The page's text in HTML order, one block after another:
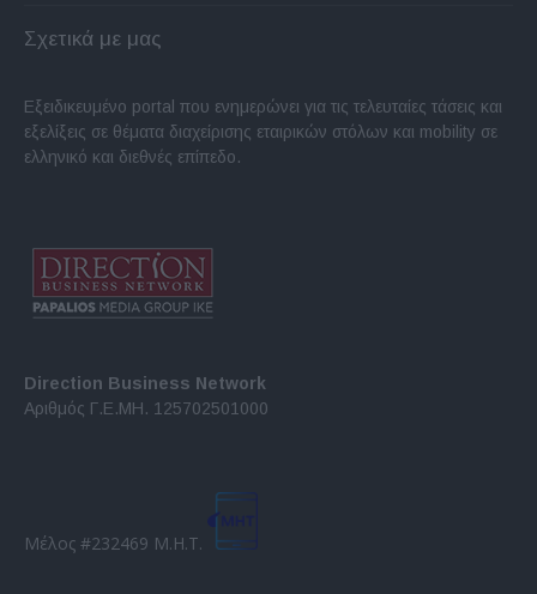
Σχετικά με μας
Εξειδικευμένο portal που ενημερώνει για τις τελευταίες τάσεις και
εξελίξεις σε θέματα διαχείρισης εταιρικών στόλων και mobility σε
ελληνικό και διεθνές επίπεδο.
Direction Business Network
Αριθμός Γ.Ε.ΜΗ. 125702501000
Μέλος #232469 Μ.Η.Τ.